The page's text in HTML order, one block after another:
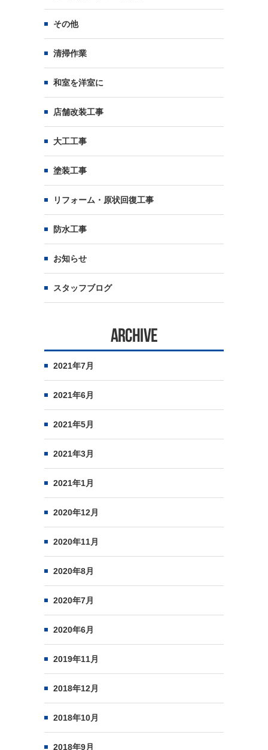
その他
清掃作業
和室を洋室に
店舗改装工事
大工工事
塗装工事
リフォーム・原状回復工事
防水工事
お知らせ
スタッフブログ
ARCHIVE
2021年7月
2021年6月
2021年5月
2021年3月
2021年1月
2020年12月
2020年11月
2020年8月
2020年7月
2020年6月
2019年11月
2018年12月
2018年10月
2018年9月